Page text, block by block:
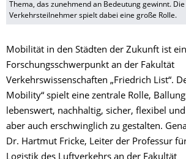
Thema, das zunehmend an Bedeutung gewinnt.
Verkehrsteilnehmer spielt dabei eine große Rolle.
Mobilität in den Städten der Zukunft ist
Forschungsschwerpunkt an der Fakultät
Verkehrswissenschaften „Friedrich List“.
Mobility“ spielt eine zentrale Rolle,
lebenswert, nachhaltig, sicher, flexibel
aber auch erschwinglich zu gestalten.
Dr. Hartmut Fricke, Leiter der Professur